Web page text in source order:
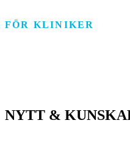
FÖR KLINIKER
NYTT &